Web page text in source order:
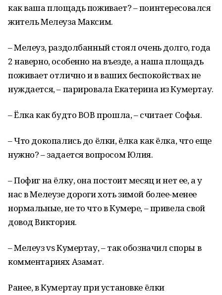
как ваша площадь поживает? – поинтересовался
житель Мелеуза Максим.
– Мелеуз, раздолбанный стоял очень долго, года
2 наверно, особенно на въезде, а наша площадь
поживает отлично и в ваших беспокойствах не
нуждается, – парировала Екатерина из Кумертау.
– Ёлка как будто ВОВ прошла, – считает Софья.
– Что докопались до ёлки, ёлка как ёлка, что еще
нужно? – задается вопросом Юлия.
– Пофиг на ёлку, она постоит месяц и нет ее, а у
нас в Мелеузе дороги хоть зимой более-менее
нормальные, не то что в Кумере, – привела свой
довод Виктория.
– Мелеуз vs Кумертау, – так обозначил споры в
комментариях Азамат.
Ранее, в Кумертау при установке ёлки